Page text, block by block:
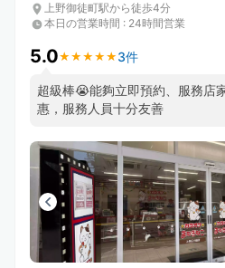
上野御徒町駅から徒歩4分
本日の営業時間 : 24時間営業
5.0★ ★ ★ ★ ★
★ ★ ★ ★ ★ 3件
超級棒😭能夠立即預約、服務店
惠，服務人員十分友善